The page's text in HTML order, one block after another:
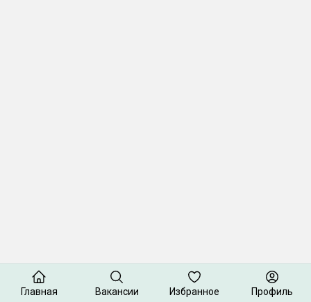
Главная Вакансии Избранное Профиль